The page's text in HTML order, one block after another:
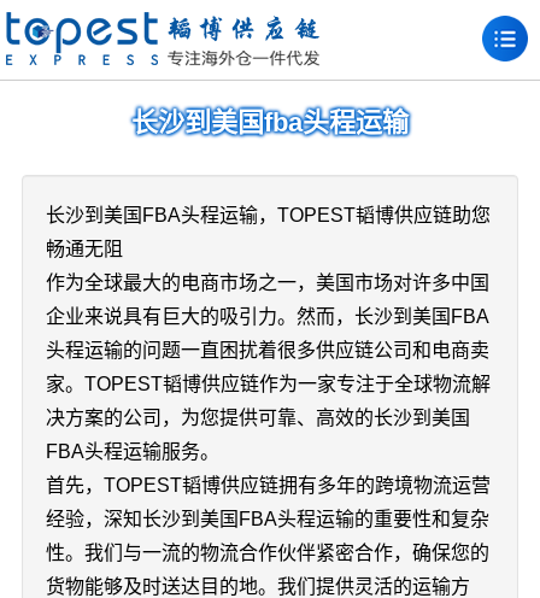
长沙到美国fba头程运输
长沙到美国FBA头程运输，TOPEST韬博供应链助您
畅通无阻
作为全球最大的电商市场之一，美国市场对许多中国
企业来说具有巨大的吸引力。然而，长沙到美国FBA
头程运输的问题一直困扰着很多供应链公司和电商卖
家。TOPEST韬博供应链作为一家专注于全球物流解
决方案的公司，为您提供可靠、高效的长沙到美国
FBA头程运输服务。
首先，TOPEST韬博供应链拥有多年的跨境物流运营
经验，深知长沙到美国FBA头程运输的重要性和复杂
性。我们与一流的物流合作伙伴紧密合作，确保您的
货物能够及时送达目的地。我们提供灵活的运输方